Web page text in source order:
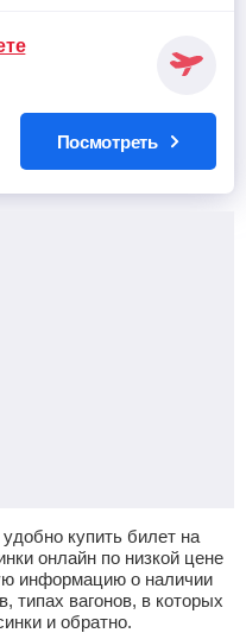
Посмотреть
купить билет на
онлайн по низкой цене
информацию о наличии
типах вагонов, в которых
и обратно.